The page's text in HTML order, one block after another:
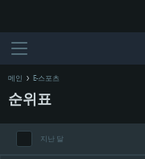
메인 E-스포츠
순위표
지난 달